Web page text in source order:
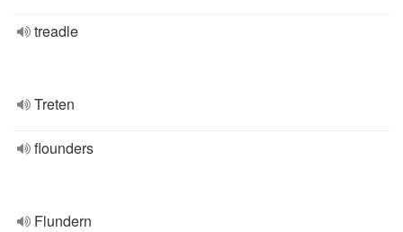
treadle
Treten
flounders
Flundern